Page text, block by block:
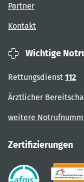
Partner
Kontakt
Wichtige
Rettungsdienst 112
Ärztlicher
weitere
Zertifizierungen